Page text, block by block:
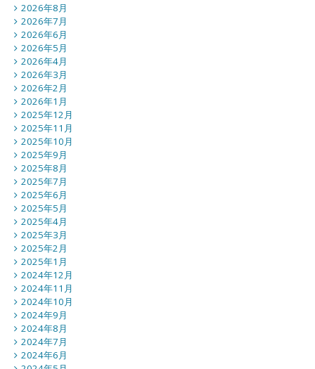
2026年8月
2026年7月
2026年6月
2026年5月
2026年4月
2026年3月
2026年2月
2026年1月
2025年12月
2025年11月
2025年10月
2025年9月
2025年8月
2025年7月
2025年6月
2025年5月
2025年4月
2025年3月
2025年2月
2025年1月
2024年12月
2024年11月
2024年10月
2024年9月
2024年8月
2024年7月
2024年6月